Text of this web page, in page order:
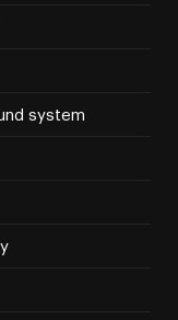
system